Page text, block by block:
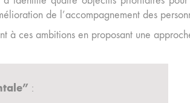
de l’accompagnement des
à ces ambitions en proposant une
: